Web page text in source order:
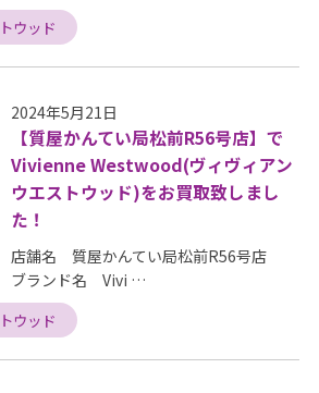
ウッド
2024年5月21日
【質屋かんてい局松前R56号店】で
Vivienne Westwood(ヴィヴィアン
ウエストウッド)をお買取致しまし
た！
店舗名 質屋かんてい局松前R56号店
ブランド名 Vivi …
ウッド